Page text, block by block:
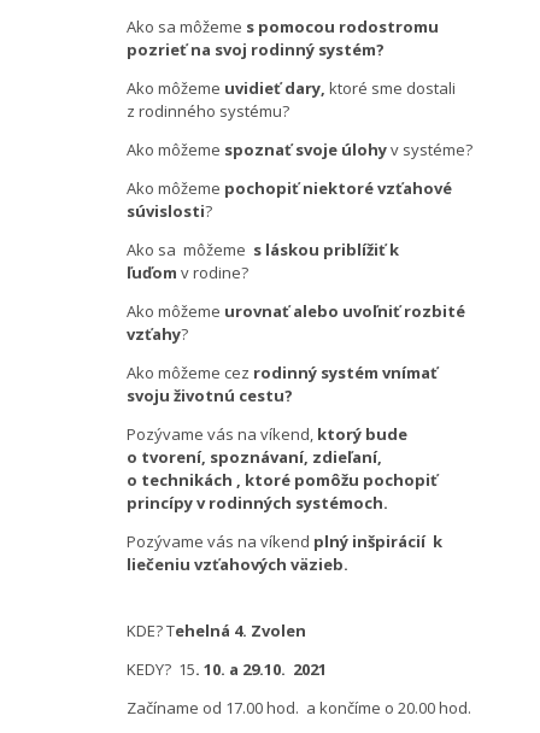
Ako sa môžeme s pomocou rodostromu
pozrieť na svoj rodinný systém?
Ako môžeme uvidieť dary, ktoré sme dostali
z rodinného systému?
Ako môžeme spoznať svoje úlohyv systéme?
Ako môžeme pochopiť niektoré vzťahové
súvislosti?
Ako sa môžeme s láskou priblížiť k
ľuďom v rodine?
Ako môžeme urovnať alebo uvoľniť rozbité
vzťahy?
Ako môžeme cez rodinný systém vnímať
svoju životnú cestu?
Pozývame vás na víkend, ktorý bude
o tvorení, spoznávaní, zdieľaní,
o technikách , ktoré pomôžu pochopiť
princípy v rodinných systémoch.
Pozývame vás na víkend plný inšpirácií k
liečeniu vzťahových väzieb.
KDE? Tehelná 4. Zvolen
KEDY? 15. 10. a 29.10. 2021
Začíname od 17.00 hod. a končíme o 20.00 hod.